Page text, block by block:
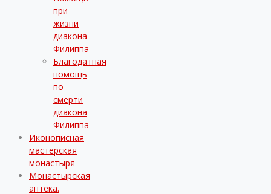
при
жизни
диакона
Филиппа
Благодатная
помощь
по
смерти
диакона
Филиппа
Иконописная
мастерская
монастыря
Монастырская
аптека.